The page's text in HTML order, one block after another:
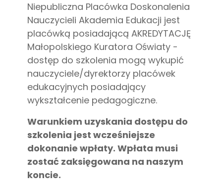
Niepubliczna Placówka Doskonalenia
Nauczycieli Akademia Edukacji jest
placówką posiadającą AKREDYTACJĘ
Małopolskiego Kuratora Oświaty -
dostęp do szkolenia mogą wykupić
nauczyciele/dyrektorzy placówek
edukacyjnych posiadający
wykształcenie pedagogiczne.
Warunkiem uzyskania dostępu do
szkolenia jest wcześniejsze
dokonanie wpłaty. Wpłata musi
zostać zaksięgowana na naszym
koncie.